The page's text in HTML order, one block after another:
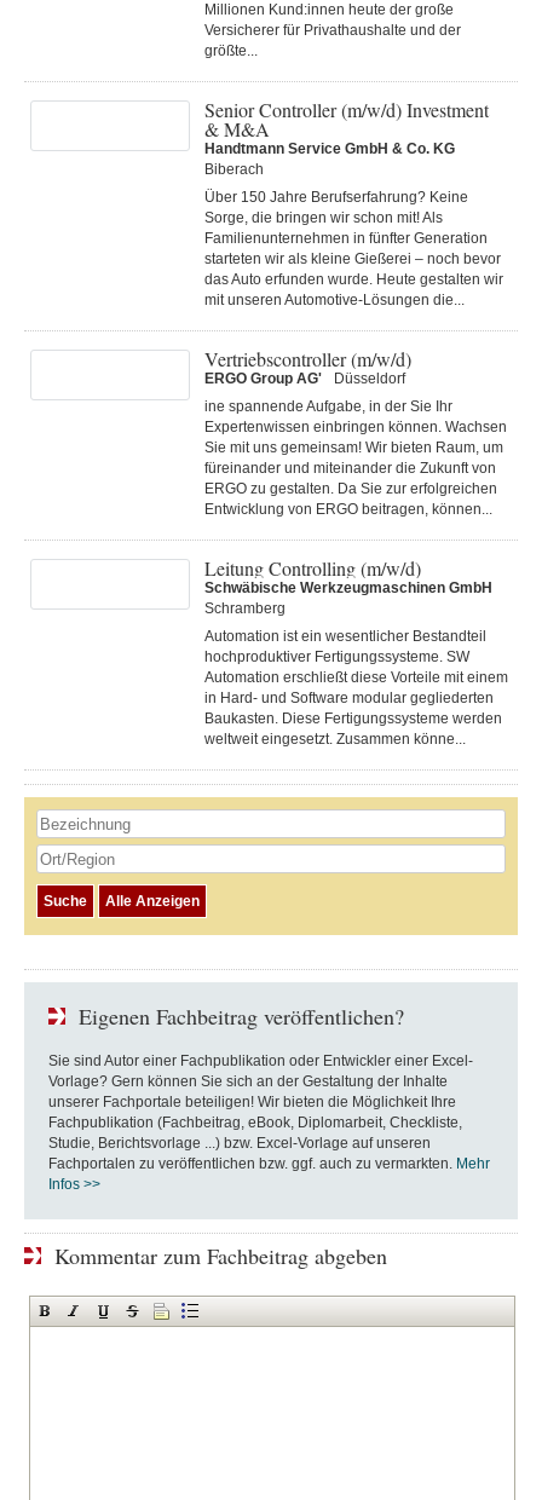
Millionen Kund:innen heute der große
Versicherer für Privathaushalte und der
größte...
Senior Controller (m/w/d) Investment
& M&A
Handtmann Service GmbH & Co. KG
Biberach
Über 150 Jahre Berufserfahrung? Keine
Sorge, die bringen wir schon mit! Als
Familienunternehmen in fünfter Generation
starteten wir als kleine Gießerei – noch bevor
das Auto erfunden wurde. Heute gestalten wir
mit unseren Automotive-Lösungen die...
Vertriebscontroller (m/w/d)
ERGO Group AG'
Düsseldorf
ine spannende Aufgabe, in der Sie Ihr
Expertenwissen einbringen können. Wachsen
Sie mit uns gemeinsam! Wir bieten Raum, um
füreinander und miteinander die Zukunft von
ERGO zu gestalten. Da Sie zur erfolgreichen
Entwicklung von ERGO beitragen, können...
Leitung Controlling (m/w/d)
Schwäbische Werkzeugmaschinen GmbH
Schramberg
Automation ist ein wesentlicher Bestandteil
hochproduktiver Fertigungssysteme. SW
Automation erschließt diese Vorteile mit einem
in Hard- und Software modular gegliederten
Baukasten. Diese Fertigungs­systeme werden
weltweit eingesetzt. Zusammen könne...
Eigenen Fachbeitrag veröffentlichen?
Sie sind Autor einer Fachpublikation oder Entwickler einer Excel-
Vorlage? Gern können Sie sich an der Gestaltung der Inhalte
unserer Fachportale beteiligen! Wir bieten die Möglichkeit Ihre
Fachpublikation (Fachbeitrag, eBook, Diplomarbeit, Checkliste,
Studie, Berichtsvorlage ...) bzw. Excel-Vorlage auf unseren
Fachportalen zu veröffentlichen bzw. ggf. auch zu vermarkten. Mehr
Infos >>
Kommentar zum Fachbeitrag abgeben